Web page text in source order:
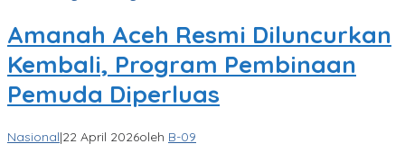
Amanah Aceh Resmi Diluncurkan
Kembali, Program Pembinaan
Pemuda Diperluas
Nasional|22 April 2026oleh B-09